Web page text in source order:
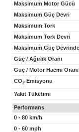
Maksimum Motor Gücü
Maksimum Güç Devri
Maksimum Tork
Maksimum Tork Devri
Maksimum Güç
Güç / Ağırlık Oranı
Güç / Motor Hacmi Oranı
CO2 Emisyonu
Yakıt Tüketimi
Performans
0 - 80 km/h
0 - 60 mph